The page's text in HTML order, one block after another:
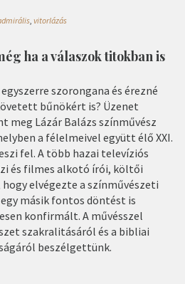
, vitorlázás
ha a válaszok titokban is
szorongana és érezné
bűnökért is? Üzenet
meg Lázár Balázs színművész
a félelmeivel együtt élő XXI.
fel. A több hazai televíziós
és filmes alkotó írói, költői
elvégezte a színművészeti
másik fontos döntést is
konfirmált. A művésszel
szakralitásáról és a bibliai
beszélgettünk.